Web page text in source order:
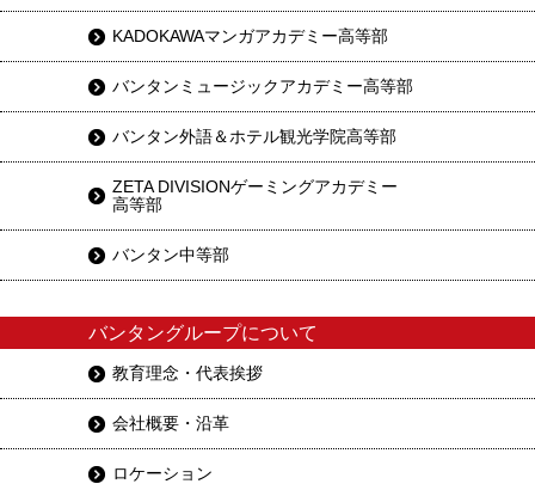
KADOKAWAマンガアカデミー高等部
バンタンミュージックアカデミー高等部
バンタン外語＆ホテル観光学院高等部
ZETA DIVISIONゲーミングアカデミー
高等部
バンタン中等部
バンタングループについて
教育理念・代表挨拶
会社概要・沿革
ロケーション